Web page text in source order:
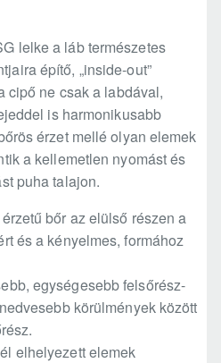
lelke a láb természetes
építő, „inside-out”
cipő ne csak a labdával,
is harmonikusabb
érzet mellé olyan elemek
a kellemetlen nyomást és
puha talajon.
bőr az elülső részen a
és a kényelmes, formához
egységesebb felsőrész-
körülmények között
elhelyezett elemek